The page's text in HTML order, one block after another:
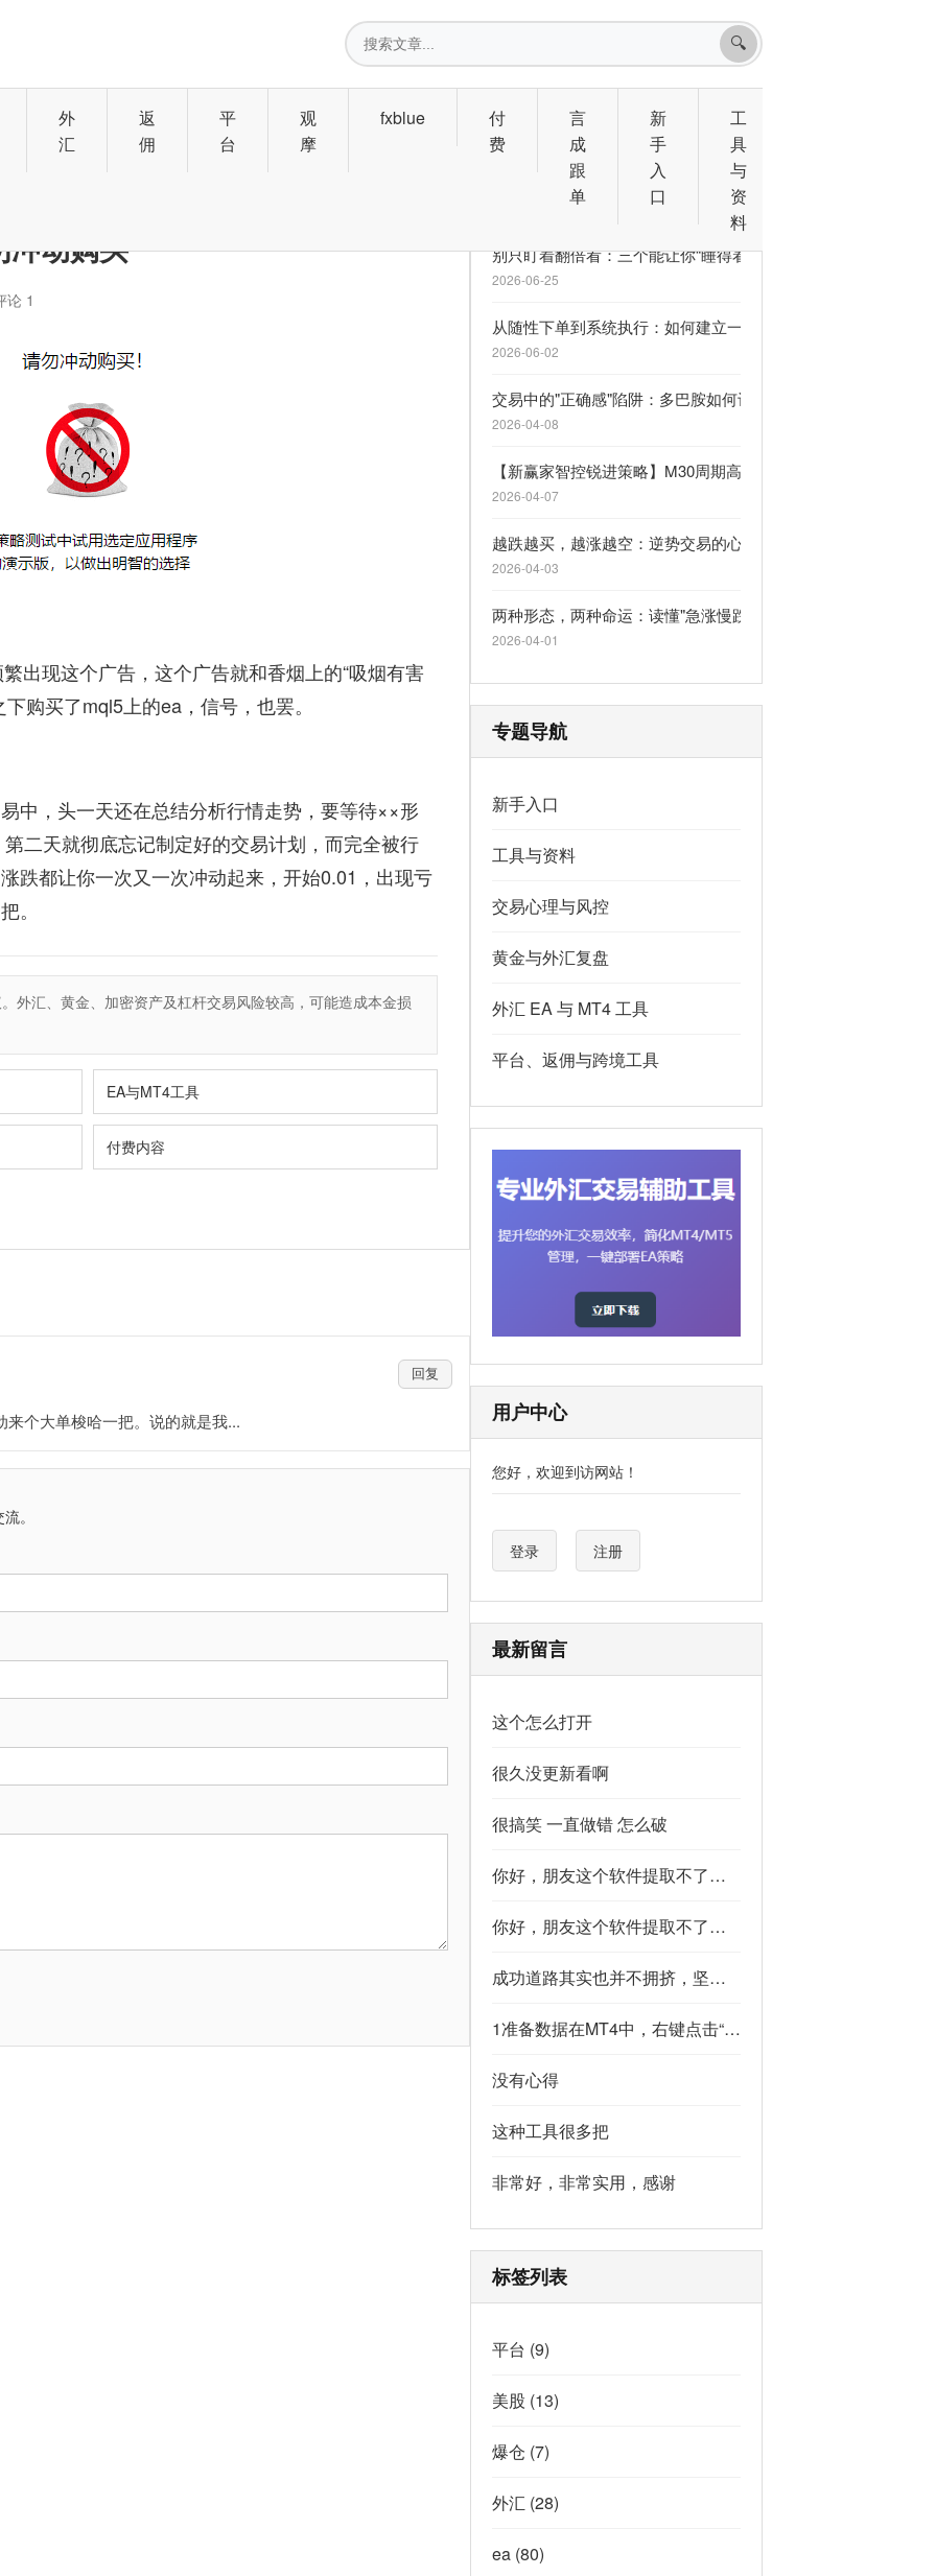
搜
索
🔍
外
汇
返
佣
平
台
观
摩
fxblue
付
费
言
成
跟
单
新
手
入
口
工
具
与
资
料
冲动购买
论 1
出现这个广告，这个广告就和香烟上的“吸烟有害
购买了mql5上的ea，信号，也罢。
中，头一天还在总结分析行情走势，要等待××形
二天就彻底忘记制定好的交易计划，而完全被行
跌都让你一次又一次冲动起来，开始0.01，出现亏
。
外汇、黄金、加密资产及杠杆交易风险较高，可能造成本金损
EA与MT4工具
付费内容
回复
个大单梭哈一把。说的就是我...
。
别只盯着翻倍看：三个能让你“睡得着觉”的 MQL5 信号
2026-06-25
从随性下单到系统执行：如何建立一套救命的交易计划
2026-06-02
交易中的"正确感"陷阱：多巴胺如何让你逆势上瘾
2026-04-08
【新赢家智控锐进策略】M30周期高胜率一单一结，自适应行
2026-04-07
越跌越买，越涨越空：逆势交易的心理陷阱
2026-04-03
两种形态，两种命运：读懂"急涨慢跌"与"急跌慢涨"
2026-04-01
专题导航
新手入口
工具与资料
交易心理与风控
黄金与外汇复盘
外汇 EA 与 MT4 工具
平台、返佣与跨境工具
用户中心
您好，欢迎到访网站！
登录 注册
最新留言
这个怎么打开
很久没更新看啊
很搞笑 一直做错 怎么破
你好，朋友这个软件提取不了如果你看到了，能不能把这个纯净版的发我邮箱里不
你好，朋友这个软件提取不了如果你看到了，能不能把这个纯净版的发我邮箱里不
成功道路其实也并不拥挤，坚持下去的人，少之又少,说的真好
1准备数据在MT4中，右键点击“账户历史” → 选择“保存为详细户口结单” → 保存为一个HTML文件。用Excel打开这个HTML文件，或者打开它并复制全部内容，粘贴到一个空白Excel工作表中。2使用你的.xlsm文件打开你已经保存好的“MT4报表合并神器.xlsm”文件。将上一步中未处理的两行数据，复制并粘贴到这个.xlsm文件的第一个工作表中。3运行宏在Excel中，按快捷键 Alt + F8 打开“宏”对话框。选择名为 MergeMT4Statement_Ultimate 的宏，然后点击“执行”或“运行”。4完成宏运行后，你会发现原本错位成两行的数据，已经自动合并成一行了。
没有心得
这种工具很多把
非常好，非常实用，感谢
标签列表
平台 (9)
美股 (13)
爆仓 (7)
外汇 (28)
ea(80)